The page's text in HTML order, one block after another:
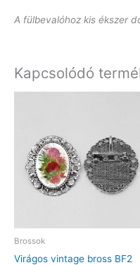
A fülbevalóhoz kis ékszer
Kapcsolódó
Brossok
Virágos vintage bross BF2